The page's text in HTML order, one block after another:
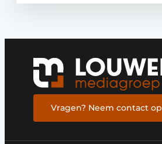
Vragen? Neem contact op